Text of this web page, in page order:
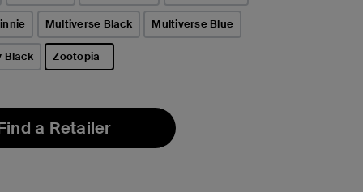
Multiverse Black Multiverse Blue
Black Zootopia
a Retailer